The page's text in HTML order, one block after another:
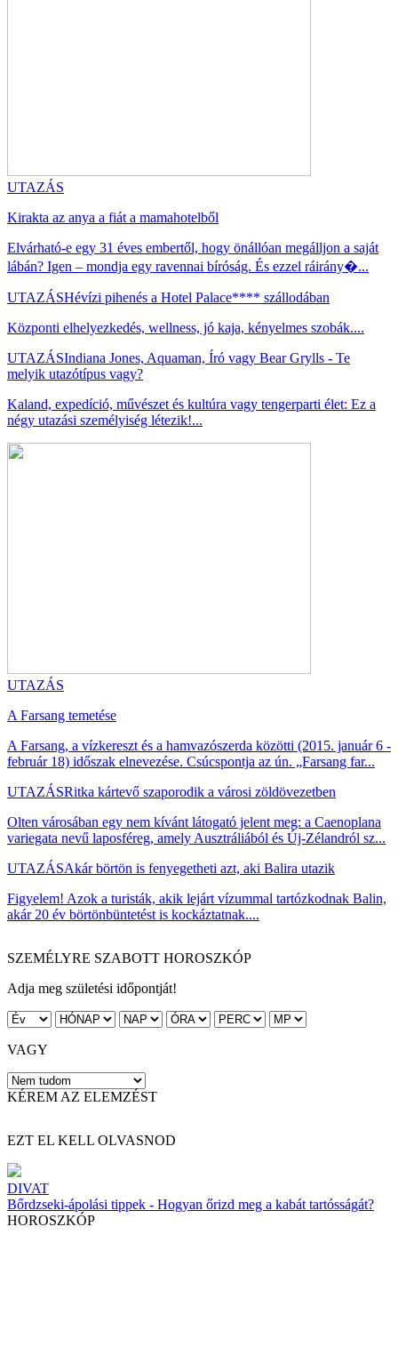
UTAZÁS
Kirakta az anya a fiát a mamahotelből
Elvárható-e egy 31 éves embertől, hogy önállóan megálljon a saját
lábán? Igen – mondja egy ravennai bíróság. És ezzel ráirány�...
UTAZÁSHévízi pihenés a Hotel Palace**** szállodában
Központi elhelyezkedés, wellness, jó kaja, kényelmes szobák....
UTAZÁSIndiana Jones, Aquaman, Író vagy Bear Grylls - Te
melyik utazótípus vagy?
Kaland, expedíció, művészet és kultúra vagy tengerparti élet: Ez a
négy utazási személyiség létezik!...
UTAZÁS
A Farsang temetése
A Farsang, a vízkereszt és a hamvazószerda közötti (2015. január 6 -
február 18) időszak elnevezése. Csúcspontja az ún. „Farsang far...
UTAZÁSRitka kártevő szaporodik a városi zöldövezetben
Olten városában egy nem kívánt látogató jelent meg: a Caenoplana
variegata nevű laposféreg, amely Ausztráliából és Új-Zélandról sz...
UTAZÁSAkár börtön is fenyegetheti azt, aki Balira utazik
Figyelem! Azok a turisták, akik lejárt vízummal tartózkodnak Balin,
akár 20 év börtönbüntetést is kockáztatnak....
SZEMÉLYRE SZABOTT HOROSZKÓP
Adja meg születési időpontját!
VAGY
KÉREM AZ ELEMZÉST
EZT EL KELL OLVASNOD
DIVAT
Bőrdzseki-ápolási tippek - Hogyan őrizd meg a kabát tartósságát?
HOROSZKÓP